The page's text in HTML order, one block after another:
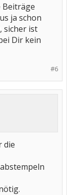
Beiträge
ja schon
sicher ist
Dir kein
#6
die